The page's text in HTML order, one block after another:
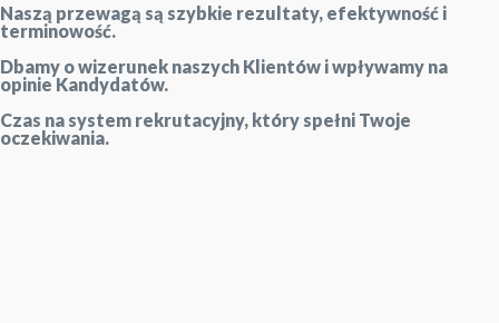
Naszą przewagą są szybkie rezultaty, efektywność i
terminowość.
Dbamy o wizerunek naszych Klientów i wpływamy na
opinie Kandydatów.
Czas na system rekrutacyjny, który spełni Twoje
oczekiwania.